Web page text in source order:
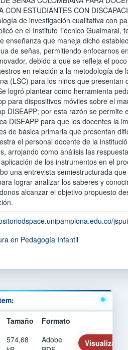
CON ESTUDIANTES CON
de investigación cualitativa con
en el Instituto Técnico Guaimaral,
enseñanza que maneja dicho
de señas, permitiendo enfocarnos
debido a que se refleja el
en relación a la metodología de
(LSC) para los niños que presentan
logró plantear como herramienta
para dispositivos móviles sobre el
DISEAPP; por esta razón se permite
DISEAPP para que los docentes la
de básica primaria que presentan
el personal docente de la
arrojando como análisis las
de los instrumentos en el
una entrevista semiestructurada
lograr analizar los saberes y
alcanzar el objetivo propuesto
en Pedagogía Infantil
Tamaño
Formato
574,68
Adobe
Visualizar/